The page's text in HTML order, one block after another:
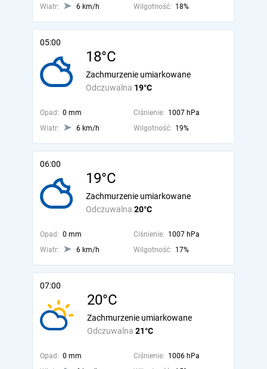
Wiatr:
6 km/h Wilgotność: 18%
05:00
18°C
Odczuwalna 19°C
Zachmurzenie umiarkowane
Opad: 0 mm Ciśnienie: 1007 hPa
Wiatr:
6 km/h Wilgotność: 19%
06:00
19°C
Odczuwalna 20°C
Zachmurzenie umiarkowane
Opad: 0 mm Ciśnienie: 1007 hPa
Wiatr:
6 km/h Wilgotność: 17%
07:00
20°C
Odczuwalna 21°C
Zachmurzenie umiarkowane
Opad: 0 mm Ciśnienie: 1006 hPa